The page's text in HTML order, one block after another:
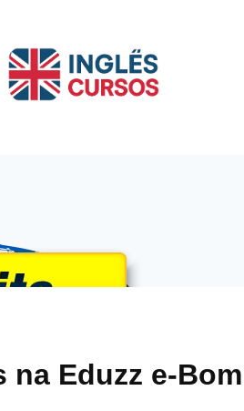
na Eduzz e-Bom